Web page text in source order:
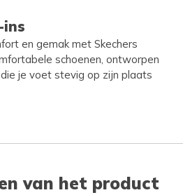
ins
en gemak met Skechers
schoenen, ontworpen
je voet stevig op zijn plaats
van het product